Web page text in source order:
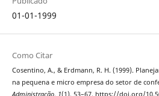
01-01-1999
Como Citar
Cosentino, A., & Erdmann, R. H. (1999).
na pequena e micro empresa do setor de
Administração, 1(1), 53–67. https://doi.org/